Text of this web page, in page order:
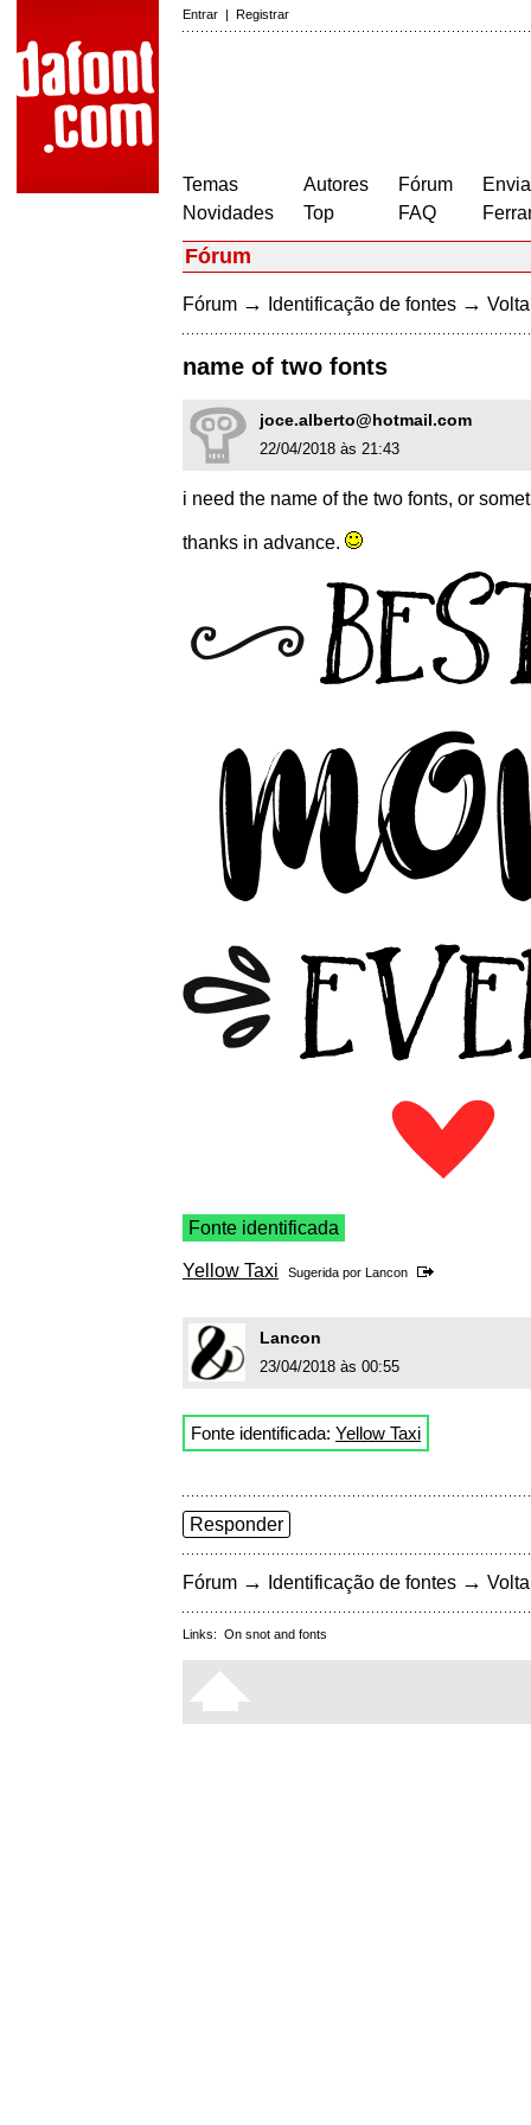
Entrar | Registrar
Temas
Novidades
Autores
Top
Fórum
FAQ
Fórum
Fórum → Identificação de fontes →
name of two fonts
joce.alberto@hotmail.com
22/04/2018 às 21:43
i need the name of the two fonts, or
thanks in advance.
Fonte identificada
Yellow Taxi Sugerida por Lancon
Lancon
23/04/2018 às 00:55
Fonte identificada: Yellow Taxi
Responder
Fórum → Identificação de fontes →
Links: On snot and fonts